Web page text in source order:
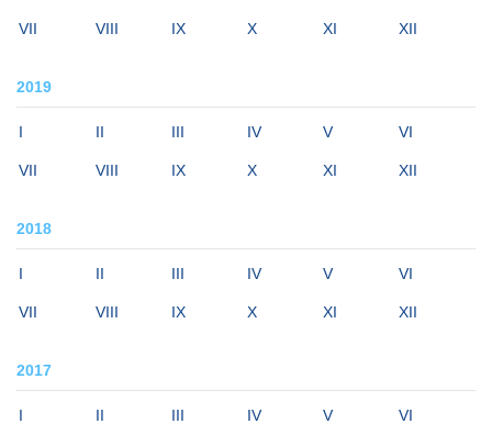
VII VIII IX X XI XII
2019
I II III IV V VI
VII VIII IX X XI XII
2018
I II III IV V VI
VII VIII IX X XI XII
2017
I II III IV V VI